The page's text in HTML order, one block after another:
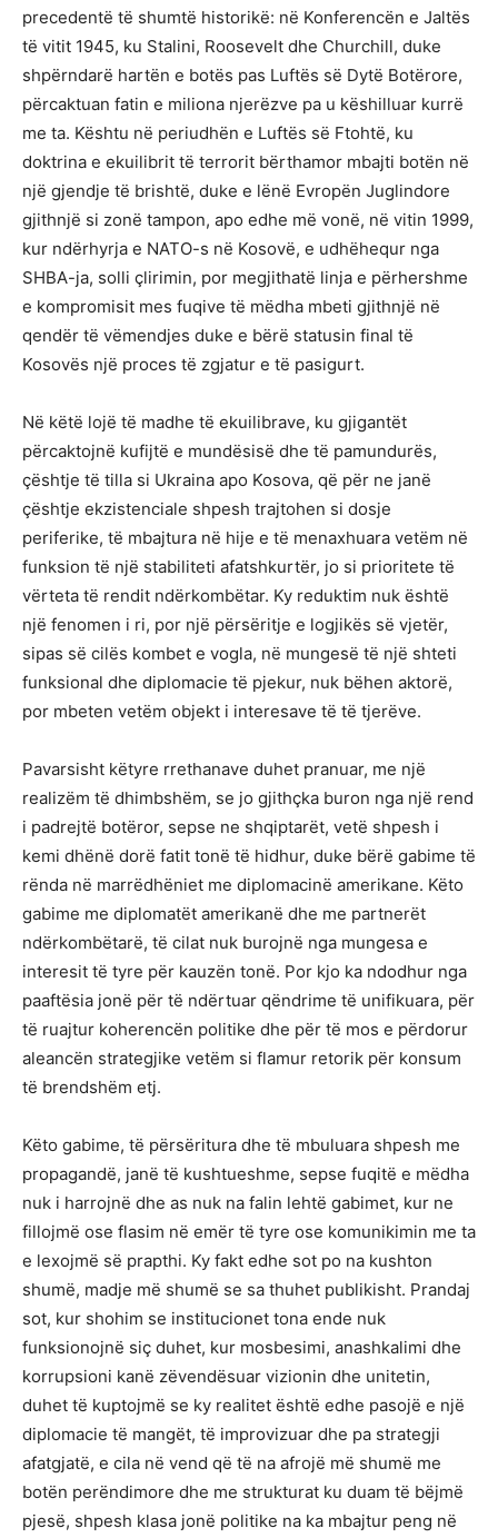
precedentë të shumtë historikë: në Konferencën e Jaltës
të vitit 1945, ku Stalini, Roosevelt dhe Churchill, duke
shpërndarë hartën e botës pas Luftës së Dytë Botërore,
përcaktuan fatin e miliona njerëzve pa u këshilluar kurrë
me ta. Kështu në periudhën e Luftës së Ftohtë, ku
doktrina e ekuilibrit të terrorit bërthamor mbajti botën në
një gjendje të brishtë, duke e lënë Evropën Juglindore
gjithnjë si zonë tampon, apo edhe më vonë, në vitin 1999,
kur ndërhyrja e NATO-s në Kosovë, e udhëhequr nga
SHBA-ja, solli çlirimin, por megjithatë linja e përhershme
e kompromisit mes fuqive të mëdha mbeti gjithnjë në
qendër të vëmendjes duke e bërë statusin final të
Kosovës një proces të zgjatur e të pasigurt.
Në këtë lojë të madhe të ekuilibrave, ku gjigantët
përcaktojnë kufijtë e mundësisë dhe të pamundurës,
çështje të tilla si Ukraina apo Kosova, që për ne janë
çështje ekzistenciale shpesh trajtohen si dosje
periferike, të mbajtura në hije e të menaxhuara vetëm në
funksion të një stabiliteti afatshkurtër, jo si prioritete të
vërteta të rendit ndërkombëtar. Ky reduktim nuk është
një fenomen i ri, por një përsëritje e logjikës së vjetër,
sipas së cilës kombet e vogla, në mungesë të një shteti
funksional dhe diplomacie të pjekur, nuk bëhen aktorë,
por mbeten vetëm objekt i interesave të të tjerëve.
Pavarsisht këtyre rrethanave duhet pranuar, me një
realizëm të dhimbshëm, se jo gjithçka buron nga një rend
i padrejtë botëror, sepse ne shqiptarët, vetë shpesh i
kemi dhënë dorë fatit tonë të hidhur, duke bërë gabime të
rënda në marrëdhëniet me diplomacinë amerikane. Këto
gabime me diplomatët amerikanë dhe me partnerët
ndërkombëtarë, të cilat nuk burojnë nga mungesa e
interesit të tyre për kauzën tonë. Por kjo ka ndodhur nga
paaftësia jonë për të ndërtuar qëndrime të unifikuara, për
të ruajtur koherencën politike dhe për të mos e përdorur
aleancën strategjike vetëm si flamur retorik për konsum
të brendshëm etj.
Këto gabime, të përsëritura dhe të mbuluara shpesh me
propagandë, janë të kushtueshme, sepse fuqitë e mëdha
nuk i harrojnë dhe as nuk na falin lehtë gabimet, kur ne
fillojmë ose flasim në emër të tyre ose komunikimin me ta
e lexojmë së prapthi. Ky fakt edhe sot po na kushton
shumë, madje më shumë se sa thuhet publikisht. Prandaj
sot, kur shohim se institucionet tona ende nuk
funksionojnë siç duhet, kur mosbesimi, anashkalimi dhe
korrupsioni kanë zëvendësuar vizionin dhe unitetin,
duhet të kuptojmë se ky realitet është edhe pasojë e një
diplomacie të mangët, të improvizuar dhe pa strategji
afatgjatë, e cila në vend që të na afrojë më shumë me
botën perëndimore dhe me strukturat ku duam të bëjmë
pjesë, shpesh klasa jonë politike na ka mbajtur peng në